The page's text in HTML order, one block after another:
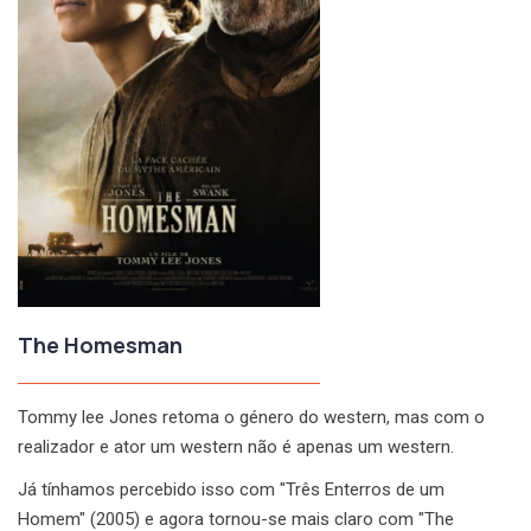
The Homesman
Tommy lee Jones retoma o género do western, mas com o
realizador e ator um western não é apenas um western.
Já tínhamos percebido isso com "Três Enterros de um
Homem" (2005) e agora tornou-se mais claro com "The